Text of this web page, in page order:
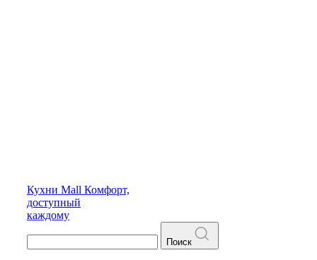
Кухни Mall Комфорт,
доступный
каждому
Поиск